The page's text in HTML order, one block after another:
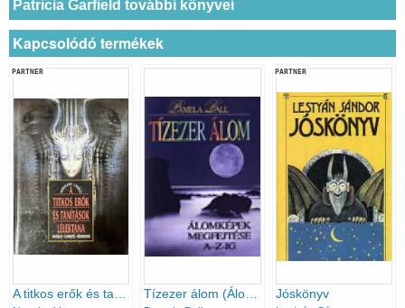
Patricia Garfield további könyvei
Kapcsolódó termékek
PARTNER
A titkos erők és tanítások lélektana Tízezer álom (Álomképek megfejtése A-Z-ig)
PARTNER
Jóskönyv